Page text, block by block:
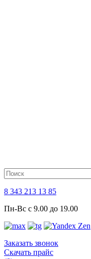
8 343 213 13 85
Пн-Вс с 9.00 до 19.00
Заказать звонок
Скачать прайс